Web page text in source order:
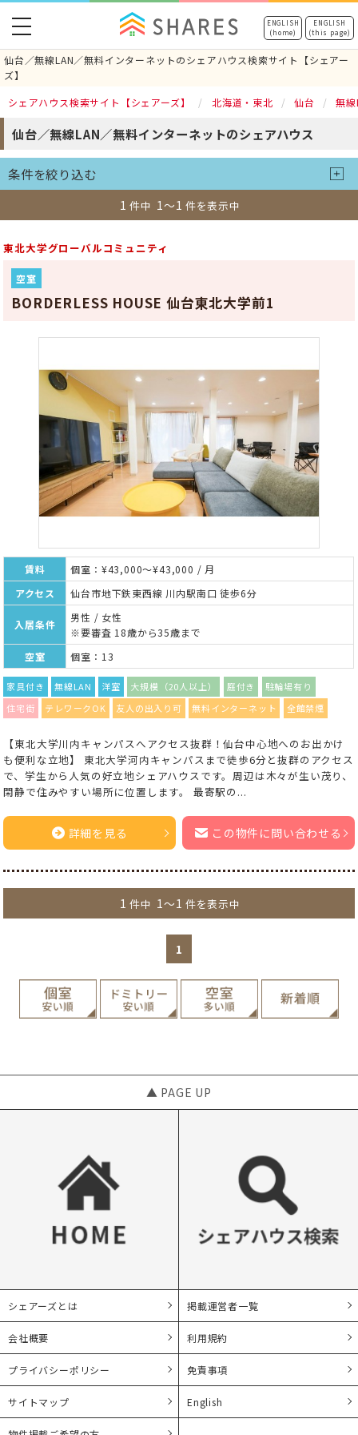
ENGLISH
(home)
ENGLISH
(this page)
仙台／無線LAN／無料インターネットのシェアハウス検索サイト【シェアー
ズ】
toggle
navigation
シェアハウス検索サイト【シェアーズ】 北海道・東北 仙台 無線
仙台／無線LAN／無料インターネットのシェアハウス
条件を絞り込む
1 件中 1～1 件を表示中
東北大学グローバルコミュニティ
空室
BORDERLESS HOUSE 仙台東北大学前1
賃料
個室：¥43,000～¥43,000 / 月
アクセス
仙台市地下鉄東西線 川内駅南口 徒歩6分
入居条件
男性 / 女性
※要審査 18歳から35歳まで
空室
個室：13
家具付き 無線LAN 洋室 大規模（20人以上） 庭付き
駐輪場有り
住宅街
テレワークOK 友人の出入り可 無料インターネット 全館禁煙
【東北大学川内キャンパスへアクセス抜群！仙台中心地へのお出かけ
も便利な立地】 東北大学河内キャンパスまで徒歩6分と抜群のアクセス
で、学生から人気の好立地シェアハウスです。周辺は木々が生い茂り、
閑静で住みやすい場所に位置します。 最寄駅の...
詳細を見る この物件に問い合わせる
1 件中 1～1 件を表示中
1
▲ PAGE UP
シェアーズとは 掲載運営者一覧
会社概要 利用規約
プライバシーポリシー 免責事項
サイトマップ English